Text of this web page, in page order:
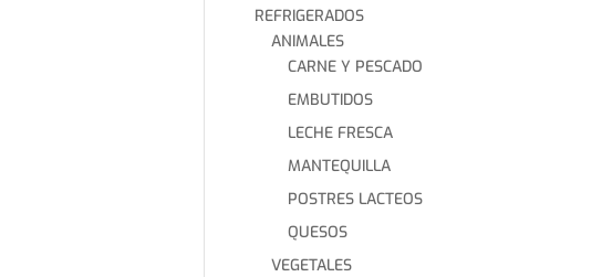
REFRIGERADOS
ANIMALES
CARNE Y PESCADO
EMBUTIDOS
LECHE FRESCA
MANTEQUILLA
POSTRES LACTEOS
QUESOS
VEGETALES